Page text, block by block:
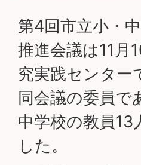
第4回市立小・
推進会議は11月
究実践センター
同会議の委員で
中学校の教員13
した。